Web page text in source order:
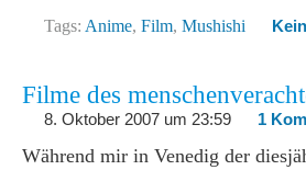
Tags: Anime, Film, Mushishi
Filme des
8. Oktober 2007 um 23:59 1
Während mir in Venedig der